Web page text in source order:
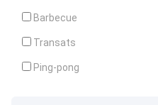
Barbecue
Transats
Ping-pong